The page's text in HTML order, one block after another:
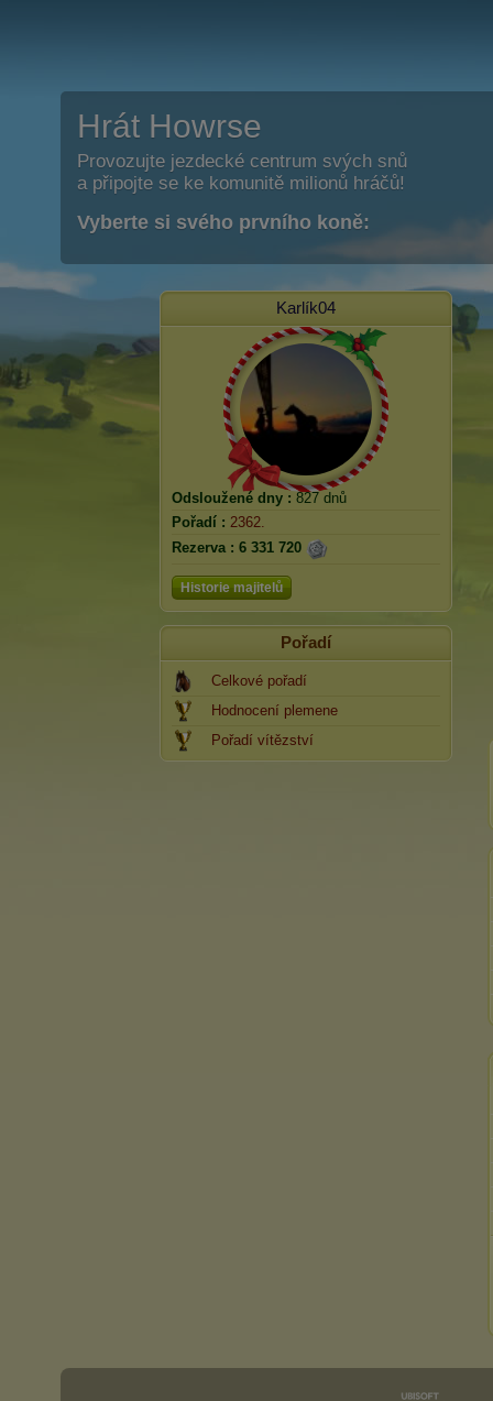
Hrát Howrse
Provozujte jezdecké centrum svých snů
a připojte se ke komunitě milionů hráčů!
Vyberte si svého prvního koně:
Karlík04
Odsloužené dny : 827 dnů
Pořadí : 2362.
Rezerva : 6 331 720
Historie majitelů
Pořadí
Celkové pořadí
Hodnocení plemene
Pořadí vítězství